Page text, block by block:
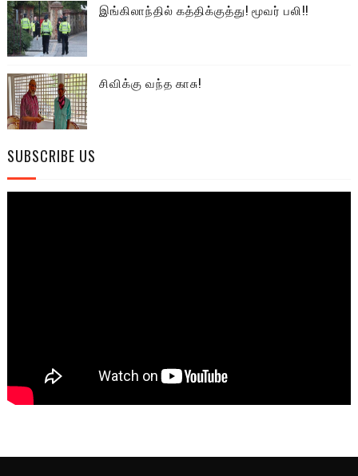
இங்கிலாந்தில் கத்திக்குத்து! மூவர் பலி!!
சிவிக்கு வந்த காசு!
SUBSCRIBE US